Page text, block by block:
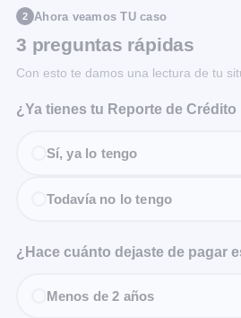
2 Ahora veamos TU caso
3 preguntas rápidas
Con esto te damos una lectura de tu
¿Ya tienes tu Reporte de Crédito
Sí, ya lo tengo
Todavía no lo tengo
¿Hace cuánto dejaste de pagar
Menos de 2 años